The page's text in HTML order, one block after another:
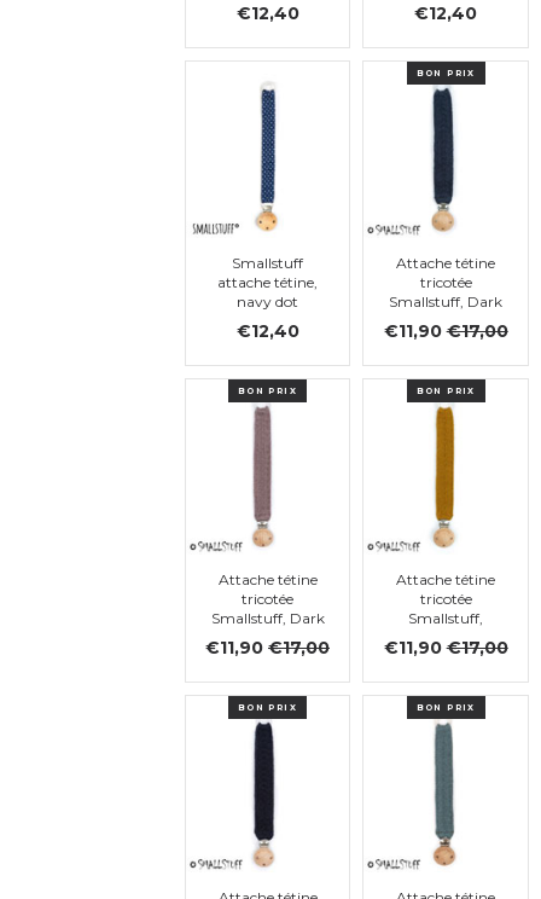
€12,40 €12,40
Smallstuff
attache tétine,
navy dot
€12,40
BON PRIX
Attache tétine
tricotée
Smallstuff, Dark
€11,90 €17,00
BON PRIX
Attache tétine
tricotée
Smallstuff, Dark
Rose
€11,90 €17,00
BON PRIX
Attache tétine
tricotée
Smallstuff,
Curry
€11,90 €17,00
BON PRIX BON PRIX